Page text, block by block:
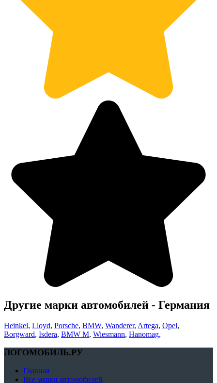
Другие марки автомобилей - Германия
Heinkel, Lloyd, Porsche, BMW, Wanderer, Artega, Opel,
Borgward, Isdera, BMW M, Wiesmann, Hanomag,
ЛОГОМОБИЛЬ.РУ
Главная
Все марки автомобилей